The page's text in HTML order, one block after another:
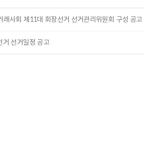
래사회 제11대 회장선거 선거관리위원회 구성 공고
거 선거일정 공고